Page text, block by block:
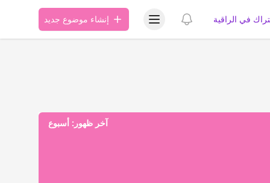
في الراقية عرض الإشعاراتعرض قائمة المستخدمإنشاء موضوع جديد
آخر ظهور: أسبوع